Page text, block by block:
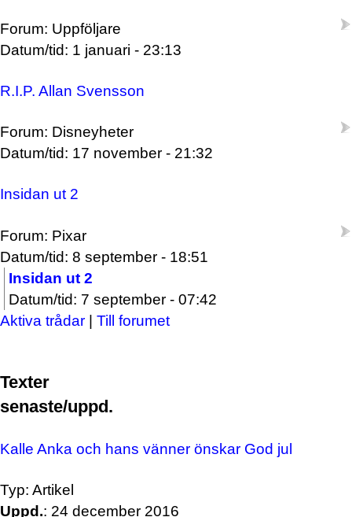
Forum: Uppföljare
Datum/tid: 1 januari - 23:13
R.I.P. Allan Svensson
Forum: Disneyheter
Datum/tid: 17 november - 21:32
Insidan ut 2
Forum: Pixar
Datum/tid: 8 september - 18:51
Insidan ut 2
Datum/tid: 7 september - 07:42
Aktiva trådar | Till forumet
Texter
senaste/uppd.
Kalle Anka och hans vänner önskar God jul
Typ: Artikel
Uppd.: 24 december 2016